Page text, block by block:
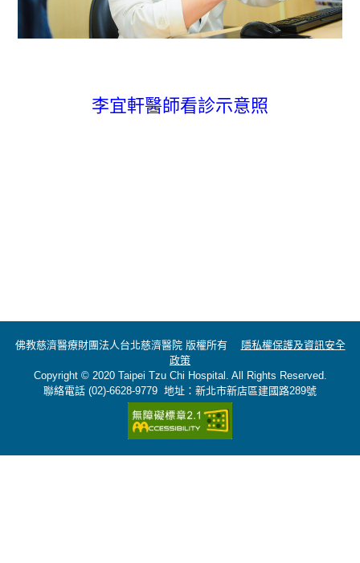
李宜軒醫師看診示意照
佛教慈濟醫療財團法人台北慈濟醫院 版權所有 隱私權保護及資訊安全
政策
Copyright © 2020 Taipei Tzu Chi Hospital. All Rights Reserved.
聯絡電話 (02)-6628-9779 地址：新北市新店區建國路289號